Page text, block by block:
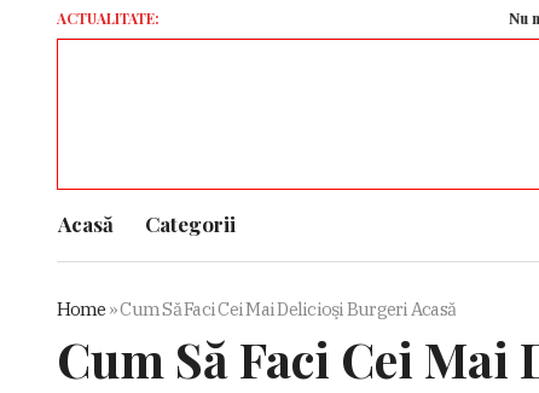
ACTUALITATE: Nu mai
Acasă Categorii
Home »Cum Să Faci Cei Mai Delicioşi Burgeri Acasă
Cum Să Faci Cei